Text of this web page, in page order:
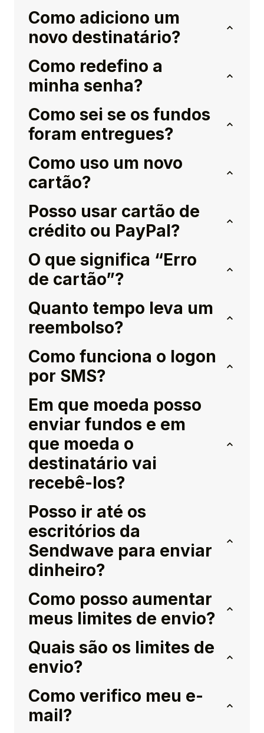
Como adiciono um
novo destinatário?
Como redefino a
minha senha?
Como sei se os fundos
foram entregues?
Como uso um novo
cartão?
Posso usar cartão de
crédito ou PayPal?
O que significa “Erro
de cartão”?
Quanto tempo leva um
reembolso?
Como funciona o logon
por SMS?
Em que moeda posso
enviar fundos e em
que moeda o
destinatário vai
recebê-los?
Posso ir até os
escritórios da
Sendwave para enviar
dinheiro?
Como posso aumentar
meus limites de envio?
Quais são os limites de
envio?
Como verifico meu e-
mail?